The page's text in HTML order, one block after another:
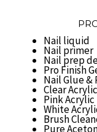
Nail liquid
Nail primer
Nail prep
Pro Finish
Nail Glue &
Clear
Pink
White
Brush
Pure